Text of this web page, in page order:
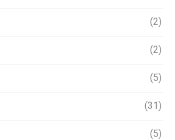
(2)
(2)
(5)
(31)
(5)